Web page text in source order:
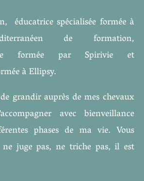
éducatrice spécialisée formée à
de formation,
formée par Spirivie et
à Ellipsy.
grandir auprès de mes chevaux
avec bienveillance
phases de ma vie. Vous
juge pas, ne triche pas, il est